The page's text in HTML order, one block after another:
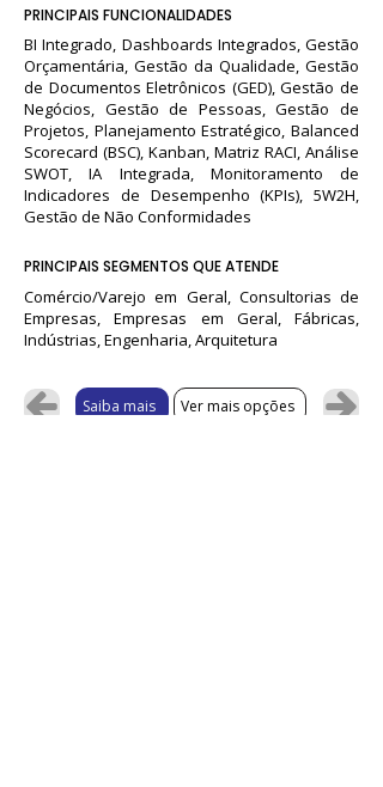
PRINCIPAIS FUNCIONALIDADES
BI Integrado, Dashboards Integrados, Gestão
Orçamentária, Gestão da Qualidade, Gestão
de Documentos Eletrônicos (GED), Gestão de
Negócios, Gestão de Pessoas, Gestão de
Projetos, Planejamento Estratégico, Balanced
Scorecard (BSC), Kanban, Matriz RACI, Análise
SWOT, IA Integrada, Monitoramento de
Indicadores de Desempenho (KPIs), 5W2H,
Gestão de Não Conformidades
PRINCIPAIS SEGMENTOS QUE ATENDE
Comércio/Varejo em Geral, Consultorias de
Empresas, Empresas em Geral, Fábricas,
Indústrias, Engenharia, Arquitetura
Saiba mais Ver mais opções